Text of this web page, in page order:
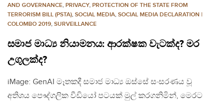
AND GOVERNANCE, PRIVACY, PROTECTION OF THE STATE FROM
TERRORISM BILL (PSTA), SOCIAL MEDIA, SOCIAL MEDIA DECLARATION |
COLOMBO 2019, SURVEILLANCE
සමාජ මාධ්‍ය නියාමනය: ආරක්ෂක වැටක්ද? මර
උගුලක්ද?
iMage: GenAI මෑතකදී සමාජ මාධ්‍ය ඔස්සේ සංසරණය වූ
අතිශය පෞද්ගලික වීඩියෝ පටයක් මුල් කරගනිමින්, මෙරට